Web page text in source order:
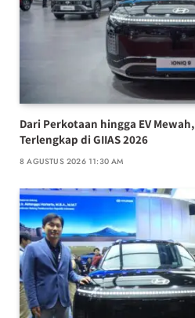
Dari Perkotaan hingga EV
Terlengkap di GIIAS 2026
8 AGUSTUS 2026 11:30 AM